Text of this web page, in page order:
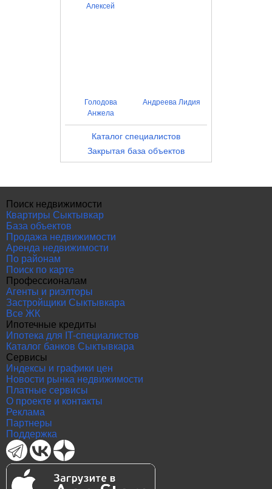
Алексей
Голодова
Анжела
Андреева Лидия
Каталог специалистов
Закрытая база объектов
Поиск недвижимости
Квартиры Сыктывкар
База объектов
Продажа недвижимости
Аренда недвижимости
По районам
Поиск по карте
Профессионалам
Агенты и риэлторы
Застройщики Сыктывкара
Все ЖК
Ипотечные кредиты
Ипотека для IT-специалистов
Каталог банков Сыктывкара
Сервисы
Индексы и графики цен
Новости рынка недвижимости
Платные сервисы
О проекте и контакты
Реклама
Партнеры
Поддержка